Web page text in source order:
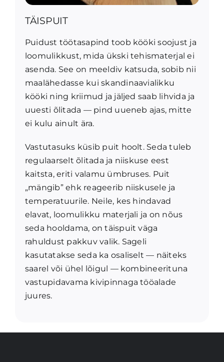
TÄISPUIT
Puidust töötasapind toob kööki soojust ja
loomulikkust, mida ükski tehismaterjal ei
asenda. See on meeldiv katsuda, sobib nii
maalähedasse kui skandinaavialikku
kööki ning kriimud ja jäljed saab lihvida ja
uuesti õlitada — pind uueneb ajas, mitte
ei kulu ainult ära.
Vastutasuks küsib puit hoolt. Seda tuleb
regulaarselt õlitada ja niiskuse eest
kaitsta, eriti valamu ümbruses. Puit
„mängib” ehk reageerib niiskusele ja
temperatuurile. Neile, kes hindavad
elavat, loomulikku materjali ja on nõus
seda hooldama, on täispuit väga
rahuldust pakkuv valik. Sageli
kasutatakse seda ka osaliselt — näiteks
saarel või ühel lõigul — kombineerituna
vastupidavama kivipinnaga tööalade
juures.